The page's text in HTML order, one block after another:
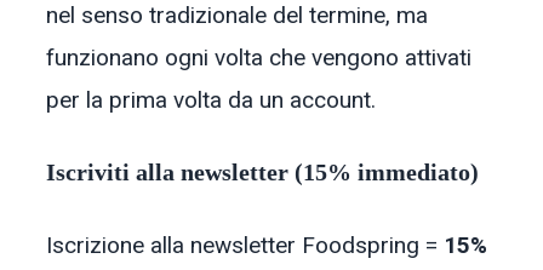
nel senso tradizionale del termine, ma
funzionano ogni volta che vengono attivati
per la prima volta da un account.
Iscriviti alla newsletter (15% immediato)
Iscrizione alla newsletter Foodspring = 15%